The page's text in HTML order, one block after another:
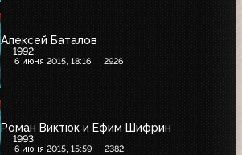
Алексей Баталов
1992
6 июня 2015, 18:16 2926
Роман Виктюк и Ефим Шифрин
1993
6 июня 2015, 15:59 2382